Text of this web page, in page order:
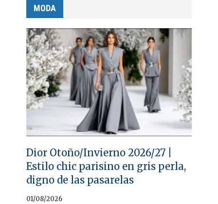
MODA
Dior Otoño/Invierno 2026/27 |
Estilo chic parisino en gris perla,
digno de las pasarelas
01/08/2026